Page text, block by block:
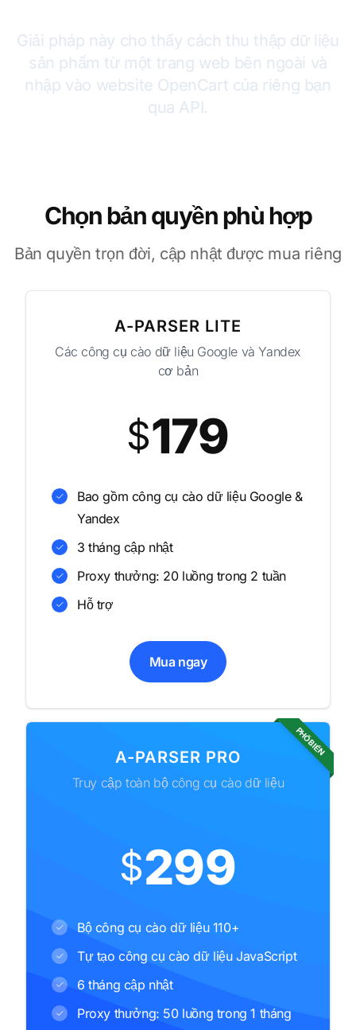
Giải pháp này cho thấy cách thu thập dữ liệu
sản phẩm từ một trang web bên ngoài và
nhập vào website OpenCart của riêng bạn
qua API.
Chọn bản quyền phù hợp
Bản quyền trọn đời, cập nhật được mua riêng
A-PARSER LITE
Các công cụ cào dữ liệu Google và Yandex
cơ bản
$179
Bao gồm công cụ cào dữ liệu Google &
Yandex
3 tháng cập nhật
Proxy thưởng: 20 luồng trong 2 tuần
Hỗ trợ
Mua ngay
PHỔ BIẾN
A-PARSER PRO
Truy cập toàn bộ công cụ cào dữ liệu
$299
Bộ công cụ cào dữ liệu 110+
Tự tạo công cụ cào dữ liệu JavaScript
6 tháng cập nhật
Proxy thưởng: 50 luồng trong 1 tháng